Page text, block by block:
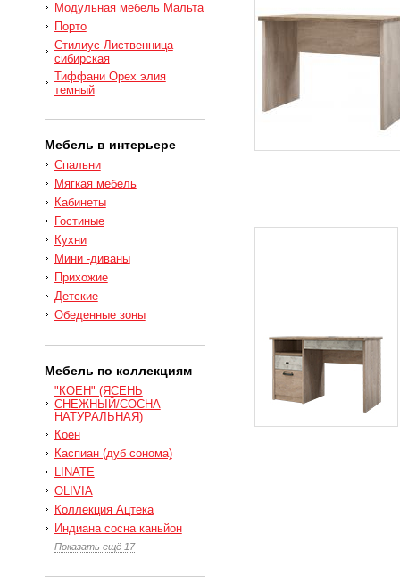
Модульная мебель Мальта
Порто
Стилиус Лиственница
сибирская
Тиффани Орех элия
темный
Мебель в интерьере
Спальни
Мягкая мебель
Кабинеты
Гостиные
Кухни
Мини -диваны
Прихожие
Детские
Обеденные зоны
Мебель по коллекциям
"КОЕН" (ЯСЕНЬ
СНЕЖНЫЙ/СОСНА
НАТУРАЛЬНАЯ)
Коен
Каспиан (дуб сонома)
LINATE
OLIVIA
Коллекция Ацтека
Индиана сосна каньйон
Показать ещё 17